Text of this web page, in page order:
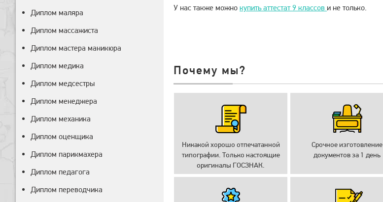
У нас также можно купить аттестат 9 классов и не только.
Почему мы?
Никакой хорошо отпечатанной
типографии. Только настоящие
оригиналы ГОСЗНАК.
Срочное изготовление
документов за 1 день
Диплом маляра
Диплом массажиста
Диплом мастера маникюра
Диплом медика
Диплом медсестры
Диплом менеджера
Диплом механика
Диплом оценщика
Диплом парикмахера
Диплом педагога
Диплом переводчика